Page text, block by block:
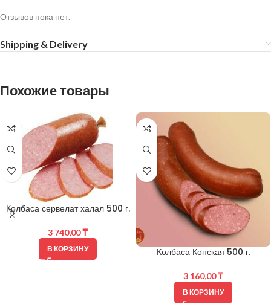
Отзывов пока нет.
Shipping & Delivery
Похожие товары
Колбаса сервелат халал 500 г.
3 740,00₸
В КОРЗИНУ Колбаса Конская 500 г.
3 160,00₸
В КОРЗИНУ